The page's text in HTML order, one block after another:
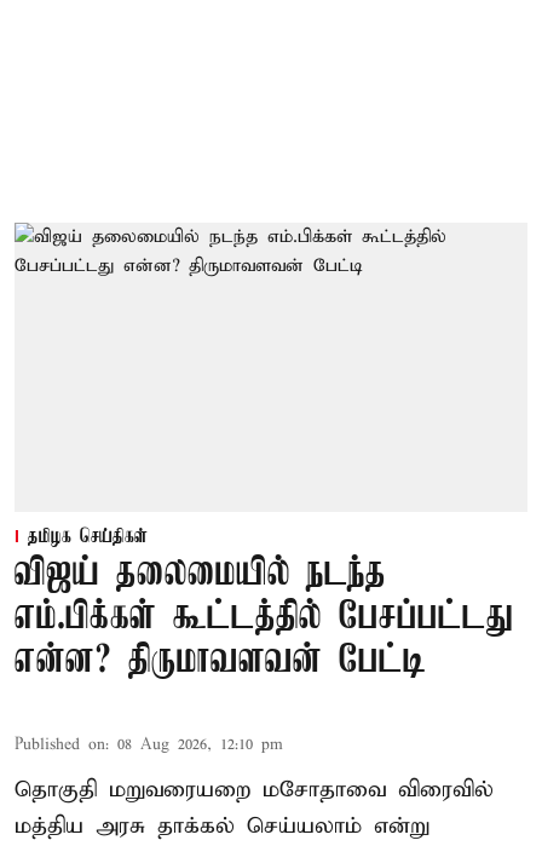
தமிழக செய்திகள்
விஜய் தலைமையில் நடந்த
எம்.பிக்கள் கூட்டத்தில் பேசப்பட்டது
என்ன? திருமாவளவன் பேட்டி
Published on: 08 Aug 2026, 12:10 pm
தொகுதி மறுவரையறை மசோதாவை விரைவில்
மத்திய அரசு தாக்கல் செய்யலாம் என்று